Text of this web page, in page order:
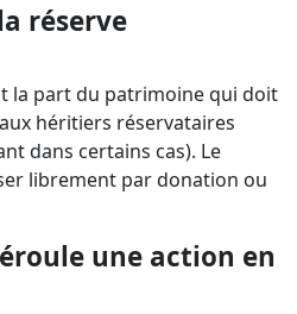
réserve
la part du patrimoine qui doit
héritiers réservataires
dans certains cas). Le
librement par donation ou
une action en